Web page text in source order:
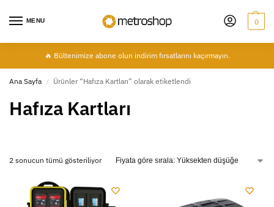
MENU 0
🔥 Bültenimize abone olun indirim fırsatlarını kaçırmayın.
Ana Sayfa / Ürünler “Hafıza Kartları” olarak etiketlendi
Hafıza Kartları
2 sonucun tümü gösteriliyor